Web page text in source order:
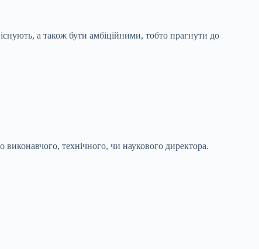
а також бути амбіційними, тобто прагнути до
виконавчого, технічного, чи наукового директора.